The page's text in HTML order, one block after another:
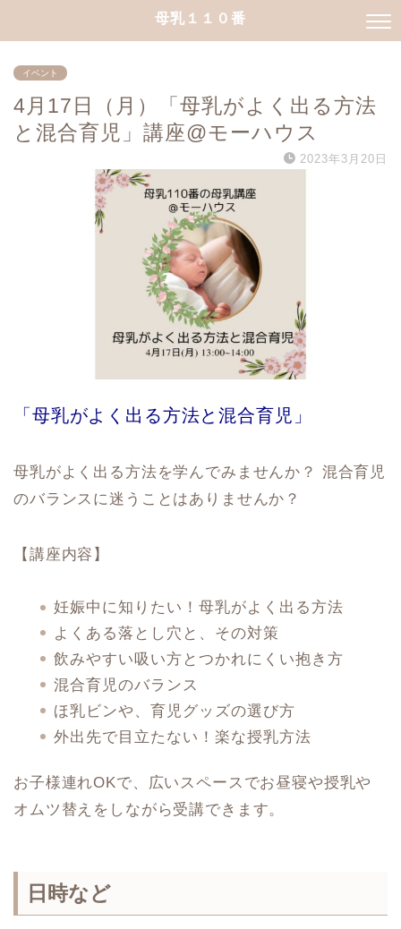
母乳１１０番
イベント
4月17日（月）「母乳がよく出る方法
と混合育児」講座@モーハウス
2023年3月20日
「母乳がよく出る方法と混合育児」
母乳がよく出る方法を学んでみませんか？ 混合育児
のバランスに迷うことはありませんか？
【講座内容】
妊娠中に知りたい！母乳がよく出る方法
よくある落とし穴と、その対策
飲みやすい吸い方とつかれにくい抱き方
混合育児のバランス
ほ乳ビンや、育児グッズの選び方
外出先で目立たない！楽な授乳方法
お子様連れOKで、広いスペースでお昼寝や授乳や
オムツ替えをしながら受講できます。
日時など